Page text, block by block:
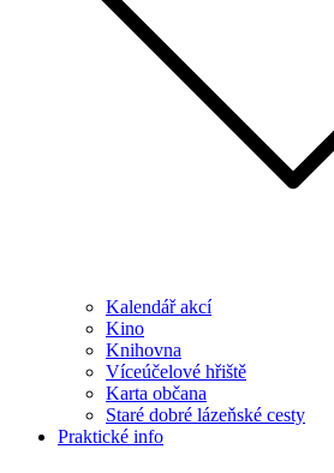
Kalendář akcí
Kino
Knihovna
Víceúčelové hřiště
Karta občana
Staré dobré lázeňské cesty
Praktické info